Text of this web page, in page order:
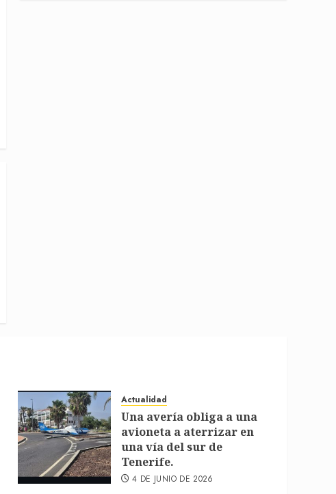
Actualidad
Una avería obliga a una
avioneta a aterrizar en
una vía del sur de
Tenerife.
4 DE JUNIO DE 2026